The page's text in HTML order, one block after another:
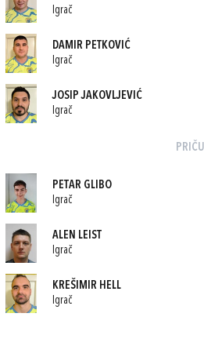
Igrač
DAMIR PETKOVIĆ
Igrač
JOSIP JAKOVLJEVIĆ
Igrač
PETAR GLIBO
Igrač
ALEN LEIST
Igrač
KREŠIMIR HELL
Igrač